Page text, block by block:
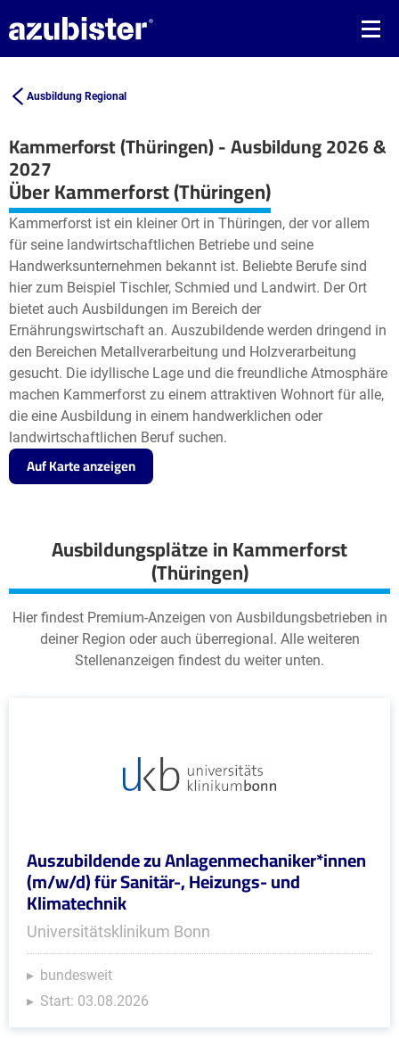
Ausbildung Regional
Kammerforst (Thüringen) - Ausbildung 2026 &
2027
+
−
Über Kammerforst (Thüringen)
Kammerforst ist ein kleiner Ort in Thüringen, der vor allem
für seine landwirtschaftlichen Betriebe und seine
Handwerksunternehmen bekannt ist. Beliebte Berufe sind
hier zum Beispiel Tischler, Schmied und Landwirt. Der Ort
bietet auch Ausbildungen im Bereich der
Ernährungswirtschaft an. Auszubildende werden dringend in
den Bereichen Metallverarbeitung und Holzverarbeitung
gesucht. Die idyllische Lage und die freundliche Atmosphäre
machen Kammerforst zu einem attraktiven Wohnort für alle,
die eine Ausbildung in einem handwerklichen oder
landwirtschaftlichen Beruf suchen.
Auf Karte anzeigen
Ausbildungsplätze in Kammerforst
(Thüringen)
Hier findest Premium-Anzeigen von Ausbildungsbetrieben in
deiner Region oder auch überregional. Alle weiteren
Stellenanzeigen findest du weiter unten.
Auszubildende zu Anlagenmechaniker*innen
(m/w/d) für Sanitär-, Heizungs- und
Klimatechnik
Universitätsklinikum Bonn
bundesweit
Start: 03.08.2026